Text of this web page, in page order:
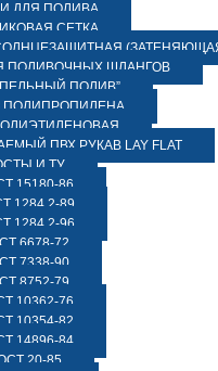
ДЛЯ ПОЛИВА
СЕТКА
ПОЛИВОЧНЫХ ШЛАНГОВ
ПОЛИВ”
ПОЛИПРОПИЛЕНА
ПВХ РУКАВ LAY FLAT
И ТУ
15180-86
1284.2-89
1284.2-96
6678-72
7338-90
8752-79
10362-76
10354-82
14896-84
20-85